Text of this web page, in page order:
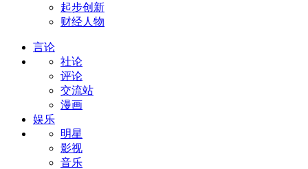
起步创新
财经人物
言论
社论
评论
交流站
漫画
娱乐
明星
影视
音乐